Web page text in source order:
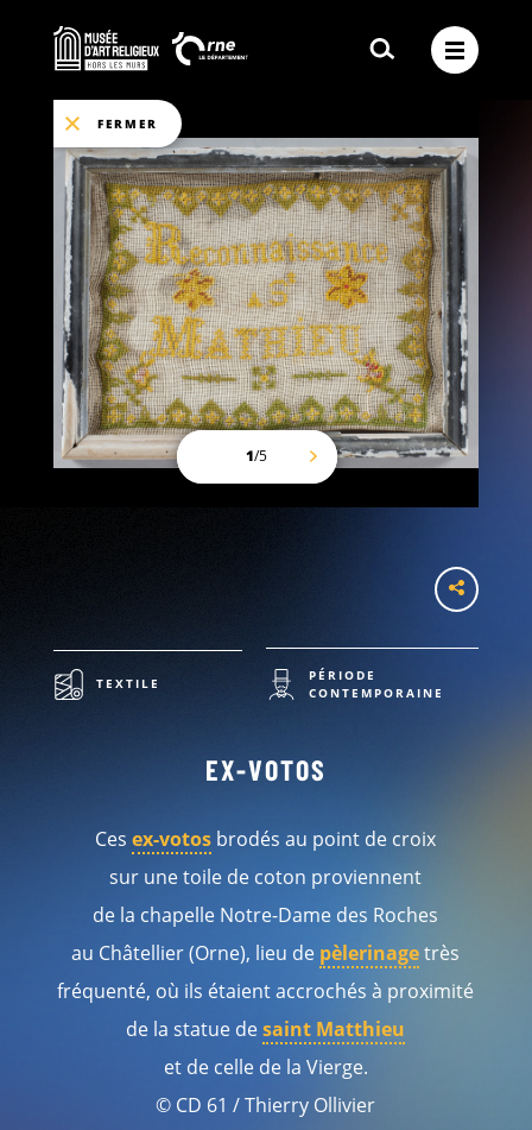
1/5
FERMER
TEXTILE
PÉRIODE
CONTEMPORAINE
EX-VOTOS
Cesex-votos brodés au point de croix
sur une toile de coton proviennent
de la chapelle Notre-Dame des Roches
au Châtellier (Orne), lieu de pèlerinagetrès
fréquenté, où ils étaient accrochés à proximité
de la statue desaint Matthieu
et de celle de la Vierge.
© CD 61 / Thierry Ollivier